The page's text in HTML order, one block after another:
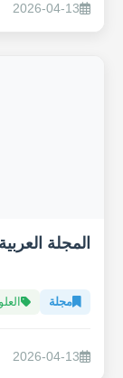
2026-04-13
المجلة
مجلة
2026-04-13